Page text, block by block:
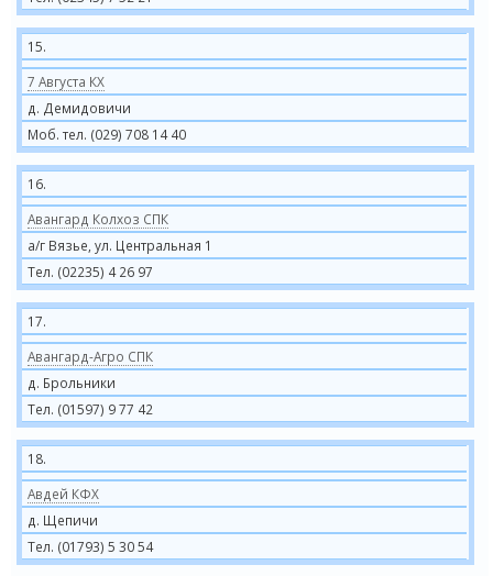
15.
7 Августа КХ
д. Демидовичи
Моб. тел. (029) 708 14 40
16.
Авангард Колхоз СПК
а/г Вязье, ул. Центральная 1
Тел. (02235) 4 26 97
17.
Авангард-Агро СПК
д. Брольники
Тел. (01597) 9 77 42
18.
Авдей КФХ
д. Щепичи
Тел. (01793) 5 30 54